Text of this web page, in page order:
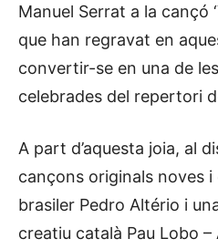
Manuel Serrat a la cançó
que han regravat en
convertir-se en una de
celebrades del repertori
A part d’aquesta joia, al
cançons originals noves i
brasiler Pedro Altério i
creatiu català Pau Lobo –